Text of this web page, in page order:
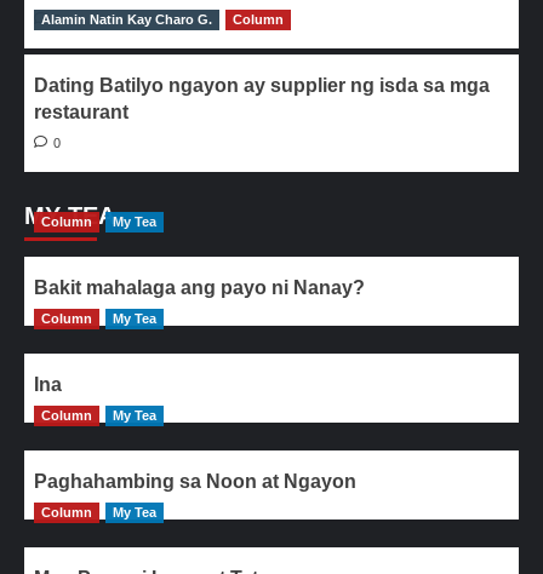
0
Alamin Natin Kay Charo G. Column
Dating Batilyo ngayon ay supplier ng isda sa mga
restaurant
0
MY TEA
Column My Tea
Bakit mahalaga ang payo ni Nanay?
Column My Tea
Ina
Column My Tea
Paghahambing sa Noon at Ngayon
Column My Tea